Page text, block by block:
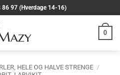
97 (Hverdage 14-16)
0
HELE OG HALVE STRENGE /